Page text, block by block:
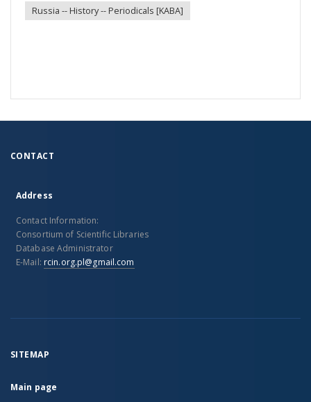
Russia -- History -- Periodicals [KABA]
CONTACT
Address
Contact Information:
Consortium of Scientific Libraries
Database Administrator
E-Mail: rcin.org.pl@gmail.com
SITEMAP
Main page